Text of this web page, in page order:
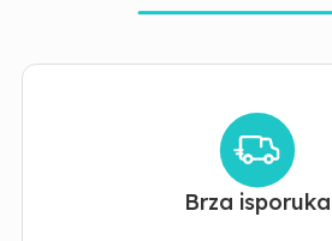
Brza isporuka